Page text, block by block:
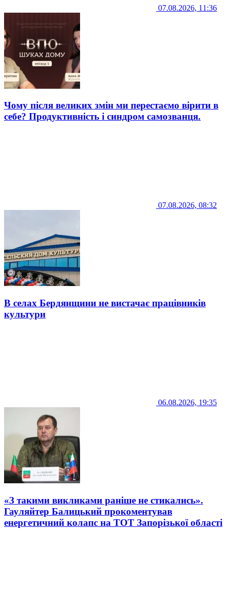
07.08.2026, 11:36
Чому після великих змін ми перестаємо вірити в
себе? Продуктивність і синдром самозванця.
07.08.2026, 08:32
В селах Бердянщини не вистачає працівників
культури
06.08.2026, 19:35
«З такими викликами раніше не стикались».
Гауляйтер Балицький прокоментував
енергетичний колапс на ТОТ Запорізької області